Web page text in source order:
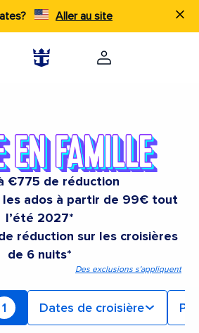
Aller au site
€775 de réduction
les ados à partir de 99€ tout
l’été 2027*
réduction sur les croisières
de 6 nuits*
Des exclusions s'appliquent
1 Dates de croisière